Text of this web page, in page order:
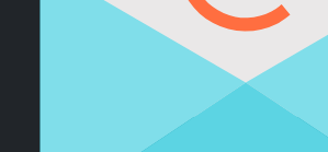
Участникам СВО